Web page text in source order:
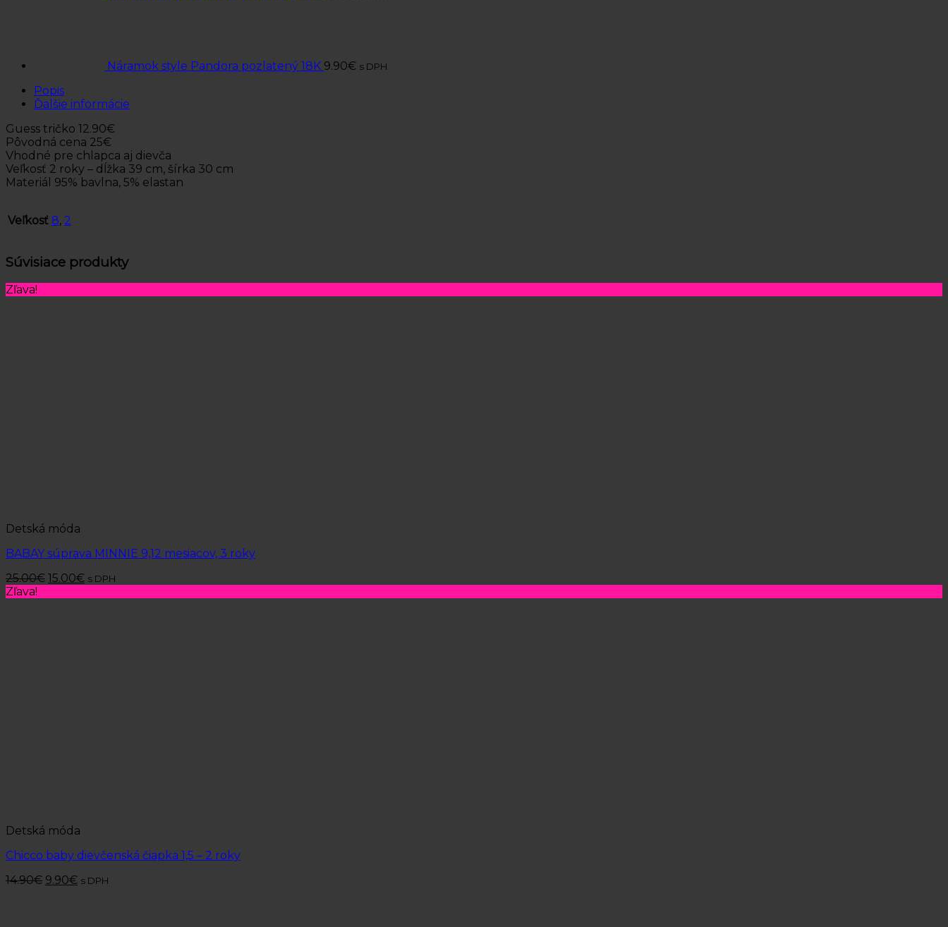
Náramok style Pandora pozlatený 18K 9.90€ s DPH
Popis
Ďalšie informácie
Guess tričko 12.90€
Pôvodná cena 25€
Vhodné pre chlapca aj dievča
Veľkosť 2 roky – dĺžka 39 cm, šírka 30 cm
Materiál 95% bavlna, 5% elastan
Veľkosť 8, 2
Súvisiace produkty
Zľava!
Detská móda
BABAY súprava MINNIE 9,12 mesiacov, 3 roky
25.00€ 15.00€ s DPH
Zľava!
Detská móda
Chicco baby dievčenská čiapka 1,5 – 2 roky
14.90€ 9.90€ s DPH